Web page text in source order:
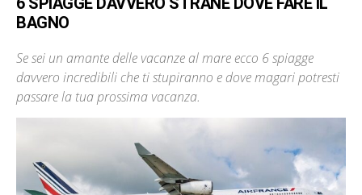
BAGNO
Se sei un amante delle vacanze al mare ecco 6 spiagge
davvero incredibili che ti stupiranno e dove magari potresti
passare la tua prossima vacanza.